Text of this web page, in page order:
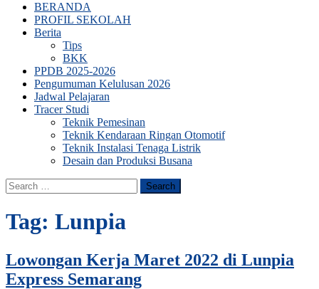
BERANDA
PROFIL SEKOLAH
Berita
Tips
BKK
PPDB 2025-2026
Pengumuman Kelulusan 2026
Jadwal Pelajaran
Tracer Studi
Teknik Pemesinan
Teknik Kendaraan Ringan Otomotif
Teknik Instalasi Tenaga Listrik
Desain dan Produksi Busana
Search
for:
Tag: Lunpia
Lowongan Kerja Maret 2022 di Lunpia
Express Semarang